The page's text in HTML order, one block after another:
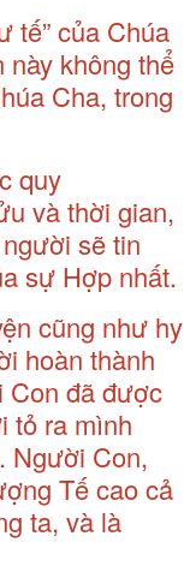
tế” của Chúa
không thể
Cha, trong
quy
và thời gian,
sẽ tin
sự Hợp nhất.
cũng như hy
hoàn thành
Con đã được
tỏ ra mình
Người Con,
Tế cao cả
ta, và là